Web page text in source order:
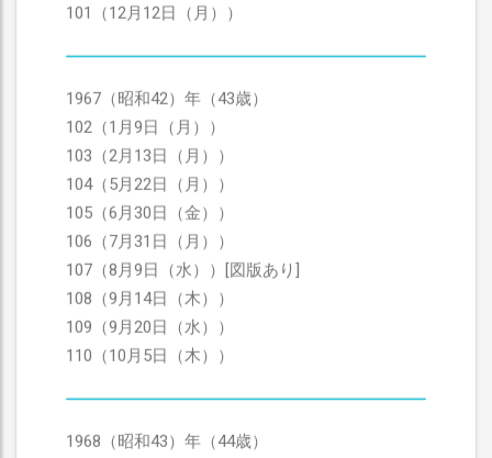
101（12月12日（月））
1967（昭和42）年（43歳）
102（1月9日（月））
103（2月13日（月））
104（5月22日（月））
105（6月30日（金））
106（7月31日（月））
107（8月9日（水））[図版あり]
108（9月14日（木））
109（9月20日（水））
110（10月5日（木））
1968（昭和43）年（44歳）